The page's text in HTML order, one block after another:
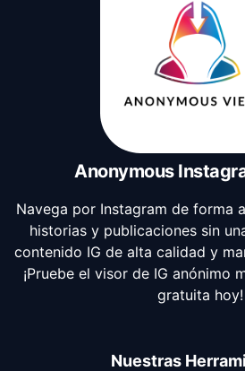
Anonymous
Navega por Instagram de forma
historias y publicaciones sin
contenido IG de alta calidad y
¡Pruebe el visor de IG anónimo
gratuita hoy!
Nuestras